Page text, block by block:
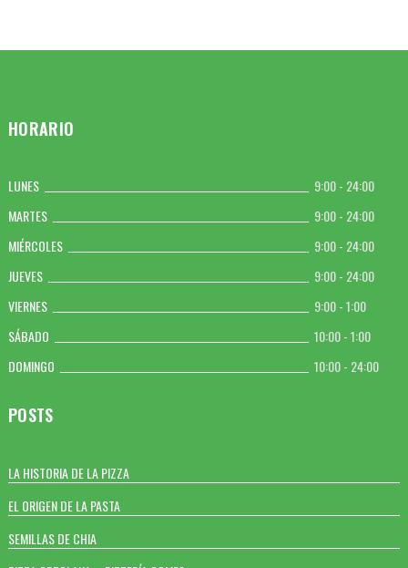
HORARIO
LUNES
9:00 - 24:00
MARTES
9:00 - 24:00
MIÉRCOLES
9:00 - 24:00
JUEVES
9:00 - 24:00
VIERNES
9:00 - 1:00
SÁBADO
10:00 - 1:00
DOMINGO
10:00 - 24:00
POSTS
LA HISTORIA DE LA PIZZA
EL ORIGEN DE LA PASTA
SEMILLAS DE CHIA